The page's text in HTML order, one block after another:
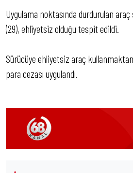
Uygulama noktasında durdurulan
(29), ehliyetsiz olduğu tespit edildi.
Sürücüye ehliyetsiz araç
para cezası uygulandı.